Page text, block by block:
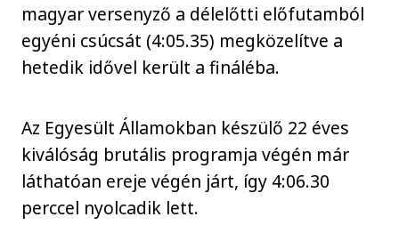
magyar versenyző a délelőtti előfutamból
egyéni csúcsát (4:05.35) megközelítve a
hetedik idővel került a fináléba.
Az Egyesült Államokban készülő 22 éves
kiválóság brutális programja végén már
láthatóan ereje végén járt, így 4:06.30
perccel nyolcadik lett.